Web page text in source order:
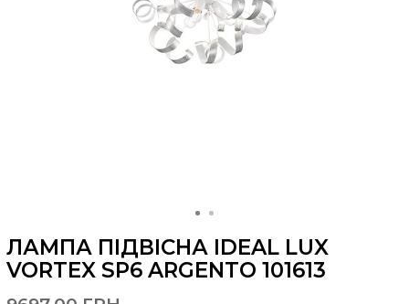
ЛАМПА ПІДВІСНА IDEAL LUX
VORTEX SP6 ARGENTO 101613